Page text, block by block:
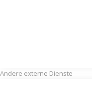
Andere externe Dienste